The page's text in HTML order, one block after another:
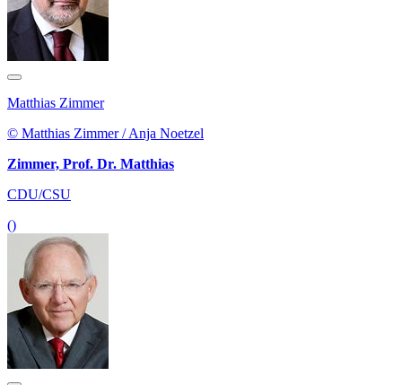
Matthias Zimmer
© Matthias Zimmer / Anja Noetzel
Zimmer, Prof. Dr. Matthias
CDU/CSU
()